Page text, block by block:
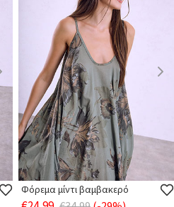
Φόρεμα μίντι βαμβακερό